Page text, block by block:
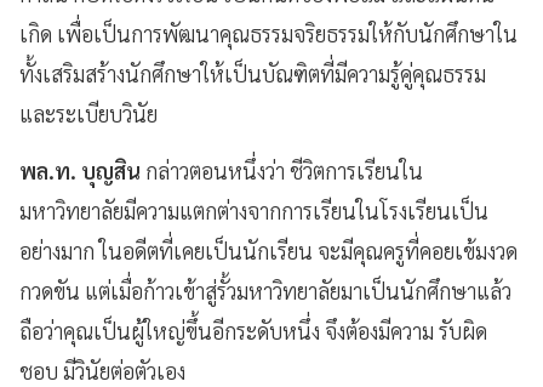
เกิด เพื่อเป็นการพัฒนาคุณธรรมจริยธรรมให้กับนักศึกษาใน
ทั้งเสริมสร้างนักศึกษาให้เป็นบัณฑิตที่มีความรู้คู่คุณธรรม
และระเบียบวินัย
พล.ท. บุญสิน กล่าวตอนหนึ่งว่า ชีวิตการเรียนใน
มหาวิทยาลัยมีความแตกต่างจากการเรียนในโรงเรียนเป็น
อย่างมาก ในอดีตที่เคยเป็นนักเรียน จะมีคุณครูที่คอยเข้มงวด
กวดขัน แต่เมื่อก้าวเข้าสู่รั้วมหาวิทยาลัยมาเป็นนักศึกษาแล้ว
ถือว่าคุณเป็นผู้ใหญ่ขึ้นอีกระดับหนึ่ง จึงต้องมีความ รับผิด
ชอบ มีวินัยต่อตัวเอง